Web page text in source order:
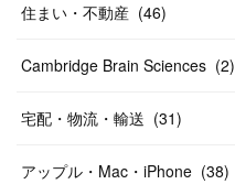
住まい・不動産 (46)
Cambridge Brain Sciences (2)
宅配・物流・輸送 (31)
アップル・Mac・iPhone (38)